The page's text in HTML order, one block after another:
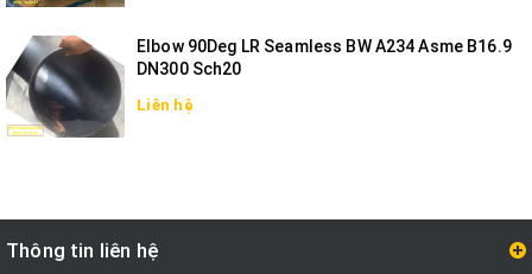
Elbow 90Deg LR Seamless BW A234 Asme B16.9
DN300 Sch20
Liên hệ
Thông tin liên hệ